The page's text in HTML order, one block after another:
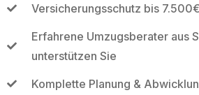
Versicherungsschutz bis
Erfahrene Umzugsberater aus
unterstützen Sie
Komplette Planung &